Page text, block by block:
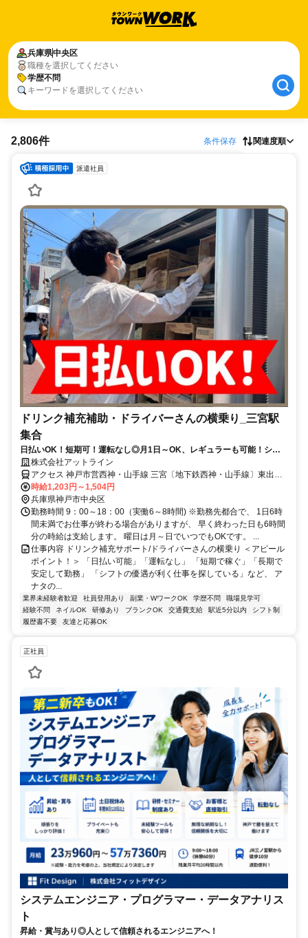
兵庫県中央区
職種を選択してください
学歴不問
キーワードを選択してください
2,806件 条件保存 関連度順
派遣社員
ドリンク補充補助・ドライバーさんの横乗り_三宮駅
集合
日払いOK！短期可！運転なし◎月1日～OK、レギュラーも可能！シフ
トの自由度◎サポート業務で高時給
株式会社アットライン
アクセス 神戸市営西神・山手線 三宮〔地下鉄西神・山手線〕東出口1
徒歩約2分、神戸高速鉄道東西線 神戸三宮〔阪急線〕東口徒歩約4
分、神戸高速鉄道東西線 神戸三宮〔阪急線〕東口徒歩約4分 三宮駅ス
グ（集合場所） ※現地集合＆現地解散OK！
時給1,203円～1,504円
兵庫県神戸市中央区
勤務時間 9：00～18：00（実働6～8時間) ※勤務先都合で、 1日6時
間未満でお仕事が終わる場合がありますが、 早く終わった日も6時間
分の時給は支給します。 曜日は月～日でいつでもOKです。 ...
仕事内容 ドリンク補充サポート/ドライバーさんの横乗り ＜アピール
ポイント！＞ 「日払い可能」「運転なし」 「短期で稼ぐ」「長期で
安定して勤務」 「シフトの優遇が利く仕事を探している」など、 ア
ナタの...
業界未経験者歓迎 社員登用あり 副業・WワークOK 学歴不問
職場見学可
経験不問
ネイルOK 研修あり ブランクOK 交通費支給 駅近5分以内
シフト制
履歴書不要
友達と応募OK
正社員
システムエンジニア・プログラマー・データアナリス
ト
昇給・賞与あり◎人として信頼されるエンジニアへ！